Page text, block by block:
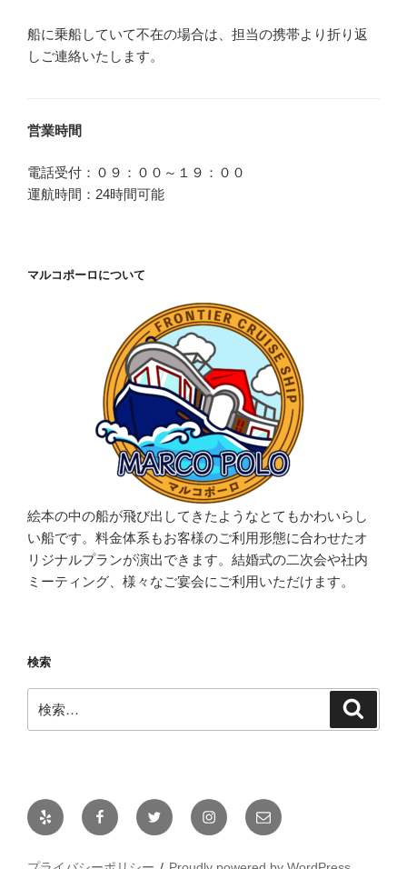
船に乗船していて不在の場合は、担当の携帯より折り返
しご連絡いたします。
営業時間
電話受付：０９：００～１９：００
運航時間：24時間可能
マルコポーロについて
絵本の中の船が飛び出してきたようなとてもかわいらし
い船です。料金体系もお客様のご利用形態に合わせたオ
リジナルプランが演出できます。結婚式の二次会や社内
ミーティング、様々なご宴会にご利用いただけます。
検索
索:
Yelp FacebookTwitter Instagramメ
ー